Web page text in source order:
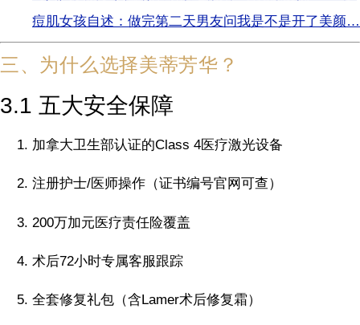
痘肌女孩自述：做完第二天男友问我是不是开了美颜…
三、为什么选择美蒂芳华？
3.1 五大安全保障
加拿大卫生部认证的Class 4医疗激光设备
注册护士/医师操作（证书编号官网可查）
200万加元医疗责任险覆盖
术后72小时专属客服跟踪
全套修复礼包（含Lamer术后修复霜）